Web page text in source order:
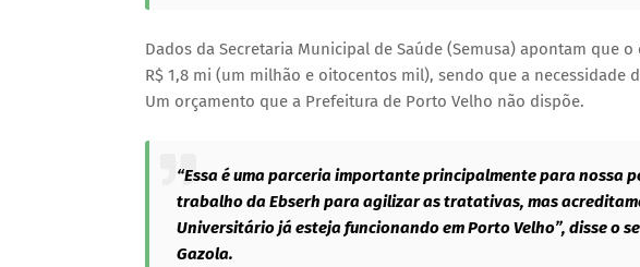
Dados da Secretaria Municipal de Saúde (Semusa) apontam que
R$ 1,8 mi (um milhão e oitocentos mil), sendo que a necessidade
Um orçamento que a Prefeitura de Porto Velho não dispõe.
“Essa é uma parceria importante principalmente para nossa
trabalho da Ebserh para agilizar as tratativas, mas
Universitário já esteja funcionando em Porto Velho”, disse o
Gazola.